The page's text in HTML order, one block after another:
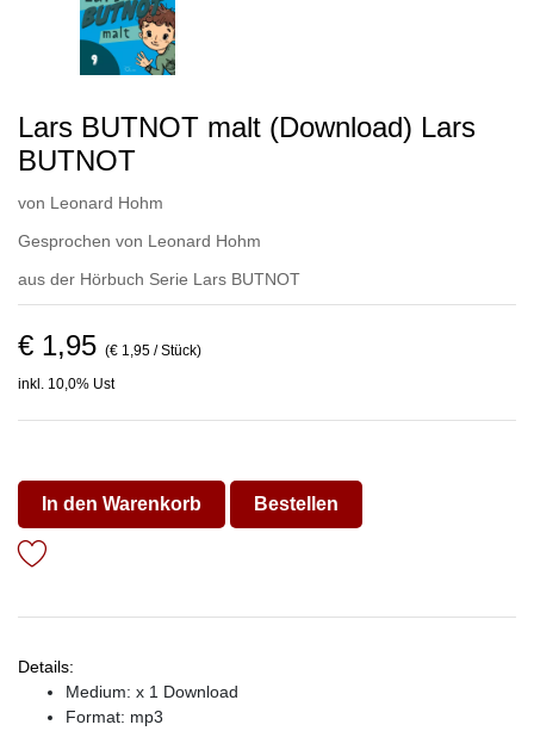
Lars BUTNOT malt (Download) Lars
BUTNOT
von Leonard Hohm
Gesprochen von Leonard Hohm
aus der Hörbuch Serie Lars BUTNOT
€ 1,95 (€ 1,95 / Stück)
inkl. 10,0% Ust
In den Warenkorb Bestellen
Details:
Medium: x 1 Download
Format: mp3